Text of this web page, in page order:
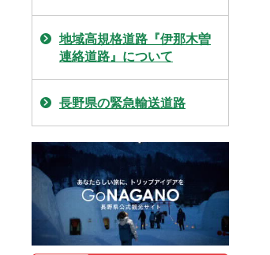
地域高規格道路『伊那木曽
連絡道路』について
長野県の緊急輸送道路